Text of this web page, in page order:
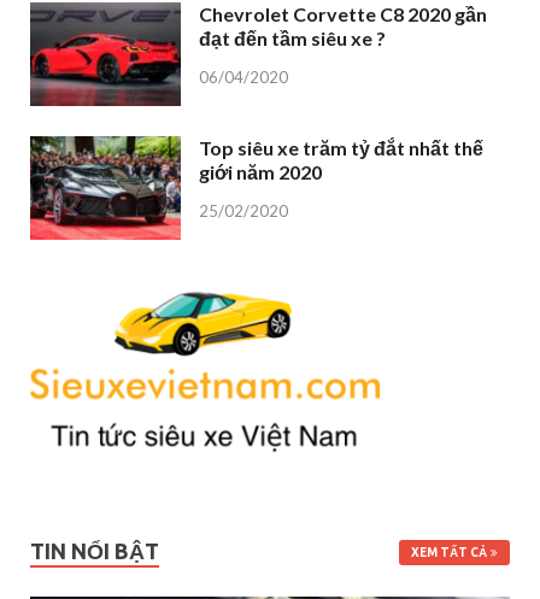
Chevrolet Corvette C8 2020 gần
đạt đến tầm siêu xe ?
06/04/2020
Top siêu xe trăm tỷ đắt nhất thế
giới năm 2020
25/02/2020
TIN NỔI BẬT XEM TẤT CẢ